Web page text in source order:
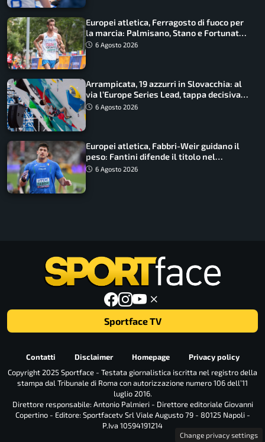
Europei atletica, Ferragosto di fuoco per
la marcia: Palmisano, Stano e Fortunato
guidano l’Italia
6 Agosto 2026
Arrampicata, 19 azzurri in Slovacchia: al
via l’Europe Series Lead, tappa decisiva
per la Speed
6 Agosto 2026
Europei atletica, Fabbri-Weir guidano il
peso: Fantini difende il titolo nel
martello
6 Agosto 2026
Sportface TV
Contatti Disclaimer Homepage
Privacy policy
Copyright 2025 Sportface - Testata giornalistica iscritta nel registro della
stampa dal Tribunale di Roma con autorizzazione numero 106 dell’11
luglio 2016.
Direttore responsabile: Antonio Palmieri - Direttore editoriale Giovanni
Copertino - Editore: Sportfacetv Srl Viale Augusto 79 - 80125 Napoli -
P.Iva 10594191214
Change privacy settings